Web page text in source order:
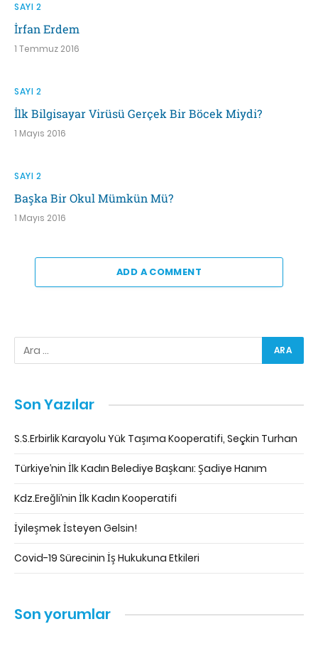
SAYI 2
İrfan Erdem
1 Temmuz 2016
SAYI 2
İlk Bilgisayar Virüsü Gerçek Bir Böcek Miydi?
1 Mayıs 2016
SAYI 2
Başka Bir Okul Mümkün Mü?
1 Mayıs 2016
ADD A COMMENT
Son Yazılar
S.S.Erbirlik Karayolu Yük Taşıma Kooperatifi, Seçkin Turhan
Türkiye’nin İlk Kadın Belediye Başkanı: Şadiye Hanım
Kdz.Ereğli’nin İlk Kadın Kooperatifi
İyileşmek İsteyen Gelsin!
Covid-19 Sürecinin İş Hukukuna Etkileri
Son yorumlar